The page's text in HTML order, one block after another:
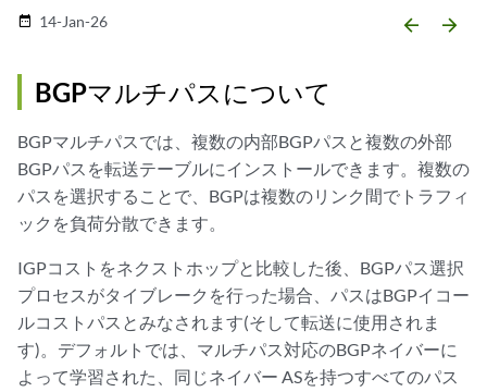
date_range 14-Jan-26 arrow_backward arrow_forward
BGPマルチパスについて
BGPマルチパスでは、複数の内部BGPパスと複数の外部
BGPパスを転送テーブルにインストールできます。複数の
パスを選択することで、BGPは複数のリンク間でトラフィ
ックを負荷分散できます。
IGPコストをネクストホップと比較した後、BGPパス選択
プロセスがタイブレークを行った場合、パスはBGPイコー
ルコストパスとみなされます(そして転送に使用されま
す)。デフォルトでは、マルチパス対応のBGPネイバーに
よって学習された、同じネイバー ASを持つすべてのパス